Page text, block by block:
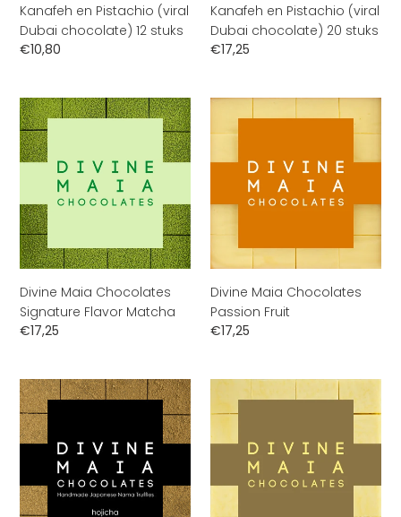
Kanafeh en Pistachio (viral
Dubai chocolate) 12 stuks
Normale
€10,80
Kanafeh en Pistachio (viral
Dubai chocolate) 20 stuks
Normale
€17,25
Divine
Maia
Chocolates
Signature
Matcha
Divine Maia Chocolates
Signature Flavor Matcha
Normale
€17,25
Divine
Maia
Passion
Divine Maia Chocolates
Passion Fruit
Normale
€17,25
Divine
Maia
Chocolates
Hojicha
Divine
Maia
Chocolates
Yuzu